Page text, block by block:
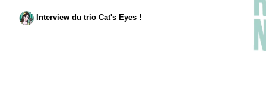
Interview du trio Cat's Eyes !